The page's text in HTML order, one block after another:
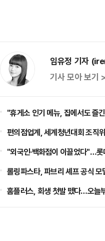
임유정 기자
기사 모아 보기 >
"휴게소 인기 메뉴, 집에서도
편의점업계, 세계청년대회 조직
"외국인·백화점이 이끌었다"…
롤링파스타, 파브리 셰프 공식 모
홈플러스, 회생 첫발 뗐다…오늘